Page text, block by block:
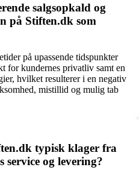
salgsopkald og
på Stiften.dk som
på upassende tidspunkter
for kundernes privatliv samt en
hvilket resulterer i en negativ
mistillid og mulig tab
typisk klager fra
service og levering?